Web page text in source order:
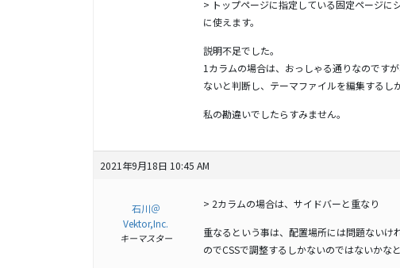
> トップページに指定している固定ページに
に使えます。
説明不足でした。
1カラムの場合は、おっしゃる通りなのです
ないと判断し、テーマファイルを編集するし
私の勘違いでしたらすみません。
2021年9月18日 10:45 AM
石川＠
Vektor,Inc.
キーマスター
> 2カラムの場合は、サイドバーと重なり
重なるという事は、配置場所には問題ない
のでCSSで調整するしかないのではないかなと